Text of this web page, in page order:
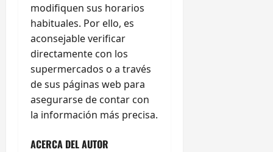
modifiquen sus horarios
habituales. Por ello, es
aconsejable verificar
directamente con los
supermercados o a través
de sus páginas web para
asegurarse de contar con
la información más precisa.
ACERCA DEL AUTOR